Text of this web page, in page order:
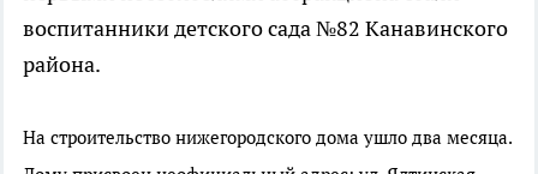
воспитанники детского сада №82 Канавинского
района.
На строительство нижегородского дома ушло два месяца.